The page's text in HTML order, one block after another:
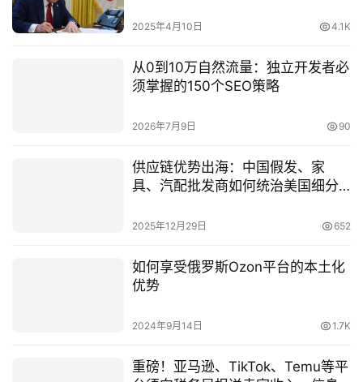
2025年4月10日 4.1K
从0到10万自然流量：独立开发者必
须掌握的150个SEO策略
2026年7月9日 90
供应链优势出海：中国假发、家
具、汽配批发商如何统治美国细分
2025年12月29日 652
如何享受俄罗斯Ozon平台的本土化
优势
2024年9月14日 1.7K
重磅！亚马逊、TikTok、Temu等平